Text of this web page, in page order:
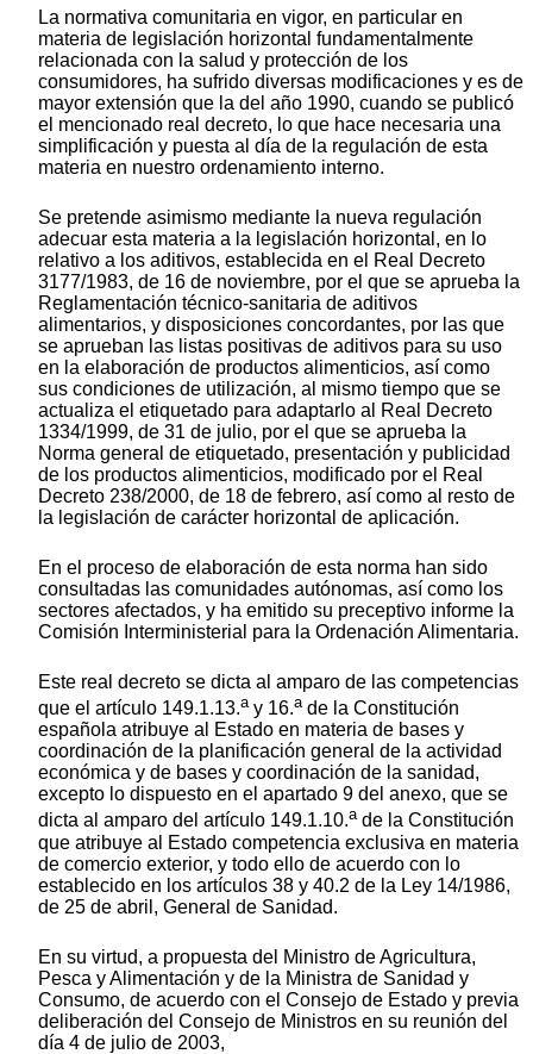
La normativa comunitaria en vigor, en particular en
materia de legislación horizontal fundamentalmente
relacionada con la salud y protección de los
consumidores, ha sufrido diversas modificaciones y es de
mayor extensión que la del año 1990, cuando se publicó
el mencionado real decreto, lo que hace necesaria una
simplificación y puesta al día de la regulación de esta
materia en nuestro ordenamiento interno.
Se pretende asimismo mediante la nueva regulación
adecuar esta materia a la legislación horizontal, en lo
relativo a los aditivos, establecida en el Real Decreto
3177/1983, de 16 de noviembre, por el que se aprueba la
Reglamentación técnico-sanitaria de aditivos
alimentarios, y disposiciones concordantes, por las que
se aprueban las listas positivas de aditivos para su uso
en la elaboración de productos alimenticios, así como
sus condiciones de utilización, al mismo tiempo que se
actualiza el etiquetado para adaptarlo al Real Decreto
1334/1999, de 31 de julio, por el que se aprueba la
Norma general de etiquetado, presentación y publicidad
de los productos alimenticios, modificado por el Real
Decreto 238/2000, de 18 de febrero, así como al resto de
la legislación de carácter horizontal de aplicación.
En el proceso de elaboración de esta norma han sido
consultadas las comunidades autónomas, así como los
sectores afectados, y ha emitido su preceptivo informe la
Comisión Interministerial para la Ordenación Alimentaria.
Este real decreto se dicta al amparo de las competencias
que el artículo 149.1.13.ay 16.ade la Constitución
española atribuye al Estado en materia de bases y
coordinación de la planificación general de la actividad
económica y de bases y coordinación de la sanidad,
excepto lo dispuesto en el apartado 9 del anexo, que se
dicta al amparo del artículo 149.1.10.ade la Constitución
que atribuye al Estado competencia exclusiva en materia
de comercio exterior, y todo ello de acuerdo con lo
establecido en los artículos 38 y 40.2 de la Ley 14/1986,
de 25 de abril, General de Sanidad.
En su virtud, a propuesta del Ministro de Agricultura,
Pesca y Alimentación y de la Ministra de Sanidad y
Consumo, de acuerdo con el Consejo de Estado y previa
deliberación del Consejo de Ministros en su reunión del
día 4 de julio de 2003,